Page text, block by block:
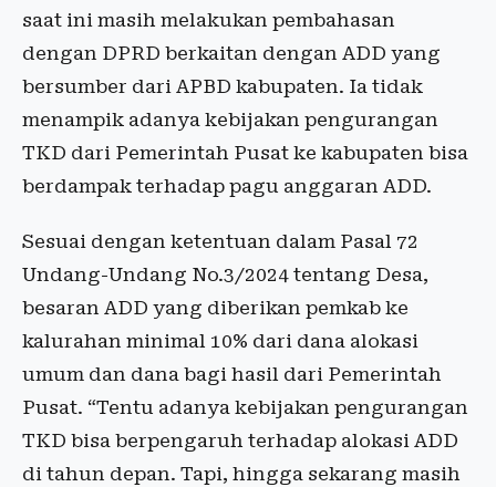
saat ini masih melakukan pembahasan
dengan DPRD berkaitan dengan ADD yang
bersumber dari APBD kabupaten. Ia tidak
menampik adanya kebijakan pengurangan
TKD dari Pemerintah Pusat ke kabupaten bisa
berdampak terhadap pagu anggaran ADD.
Sesuai dengan ketentuan dalam Pasal 72
Undang-Undang No.3/2024 tentang Desa,
besaran ADD yang diberikan pemkab ke
kalurahan minimal 10% dari dana alokasi
umum dan dana bagi hasil dari Pemerintah
Pusat. “Tentu adanya kebijakan pengurangan
TKD bisa berpengaruh terhadap alokasi ADD
di tahun depan. Tapi, hingga sekarang masih